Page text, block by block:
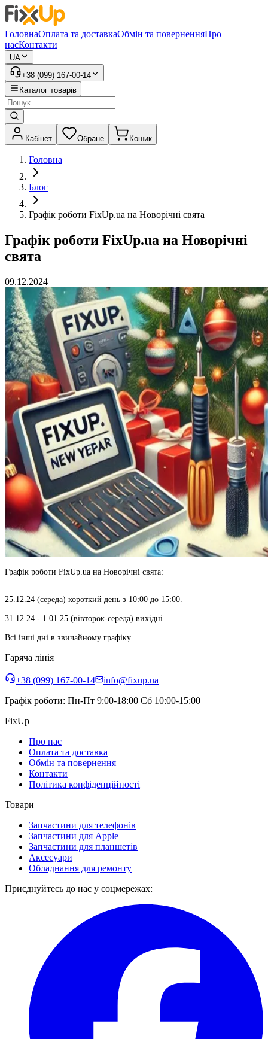
ГоловнаОплата та доставкаОбмін та поверненняПро
насКонтакти
UA
+38 (099) 167-00-14
Каталог товарів
Кабінет Обране Кошик
Головна
Блог
Графік роботи FixUp.ua на Новорічні свята
Графік роботи FixUp.ua на Новорічні
свята
09.12.2024
Графік роботи FixUp.ua на Новорічні свята:
25.12.24 (середа) короткий день з 10:00 до 15:00.
31.12.24 - 1.01.25 (вівторок-середа) вихідні.
Всі інші дні в звичайному графіку.
Гаряча лінія
+38 (099) 167-00-14
info@fixup.ua
Графік роботи: Пн-Пт 9:00-18:00 Сб 10:00-15:00
FixUp
Про нас
Оплата та доставка
Обмін та повернення
Контакти
Політика конфіденційності
Товари
Запчастини для телефонів
Запчастини для Apple
Запчастини для планшетів
Аксесуари
Обладнання для ремонту
Приєднуйтесь до нас у соцмережах: